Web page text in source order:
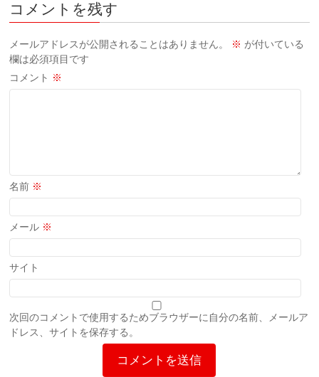
コメントを残す
メールアドレスが公開されることはありません。 ※ が付いている
欄は必須項目です
コメント ※
名前 ※
メール ※
サイト
次回のコメントで使用するためブラウザーに自分の名前、メールア
ドレス、サイトを保存する。